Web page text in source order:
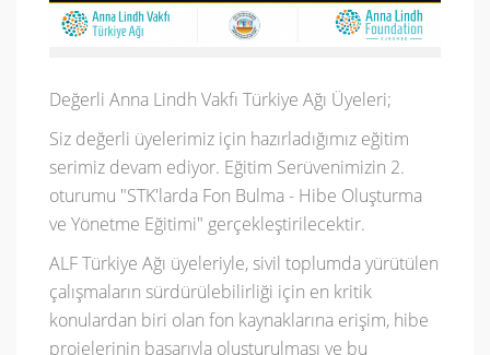
Değerli Anna Lindh Vakfı Türkiye Ağı Üyeleri;
Siz değerli üyelerimiz için hazırladığımız eğitim
serimiz devam ediyor. Eğitim Serüvenimizin 2.
oturumu "STK'larda Fon Bulma - Hibe Oluşturma
ve Yönetme Eğitimi" gerçekleştirilecektir.
ALF Türkiye Ağı üyeleriyle, sivil toplumda yürütülen
çalışmaların sürdürülebilirliği için en kritik
konulardan biri olan fon kaynaklarına erişim, hibe
projelerinin başarıyla oluşturulması ve bu